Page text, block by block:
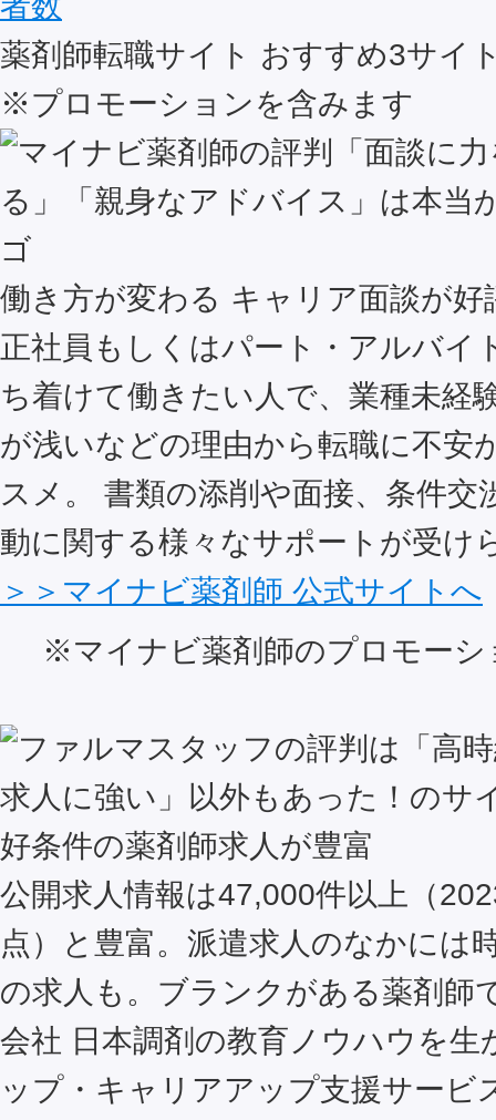
薬剤師転職サイト おすすめ3サイ
※プロモーションを含みます
働き方が変わる キャリア面談が好
正社員もしくはパート・アルバイ
ち着けて働きたい人で、業種未経
が浅いなどの理由から転職に不安
スメ。 書類の添削や面接、条件交
動に関する様々なサポートが受け
＞＞マイナビ薬剤師 公式サイトへ
※マイナビ薬剤師のプロモーシ
好条件の薬剤師求人が豊富
公開求人情報は47,000件以上（
点）と豊富。派遣求人のなかには
の求人も。ブランクがある薬剤師
会社 日本調剤の教育ノウハウを生
ップ・キャリアアップ支援サービ